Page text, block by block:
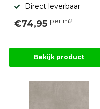
Kunstgras
Aanbiedingen
(informatie)
Direct leverbaar
€74,95 per m2
Bekijk product